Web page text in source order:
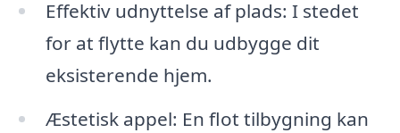
Effektiv udnyttelse af plads: I stedet
for at flytte kan du udbygge dit
eksisterende hjem.
Æstetisk appel: En flot tilbygning kan